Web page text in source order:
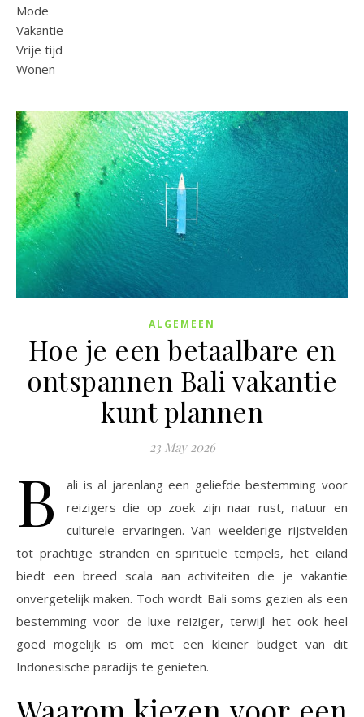
Mode
Vakantie
Vrije tijd
Wonen
ALGEMEEN
Hoe je een betaalbare en
ontspannen Bali vakantie
kunt plannen
23 May 2026
B
ali is al jarenlang een geliefde bestemming voor
reizigers die op zoek zijn naar rust, natuur en
culturele ervaringen. Van weelderige rijstvelden
tot prachtige stranden en spirituele tempels, het eiland
biedt een breed scala aan activiteiten die je vakantie
onvergetelijk maken. Toch wordt Bali soms gezien als een
bestemming voor de luxe reiziger, terwijl het ook heel
goed mogelijk is om met een kleiner budget van dit
Indonesische paradijs te genieten.